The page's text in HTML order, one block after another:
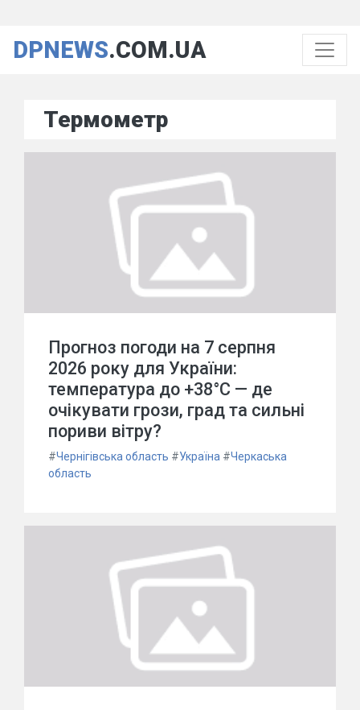
DPNEWS.COM.UA
Термометр
Прогноз погоди на 7 серпня
2026 року для України:
температура до +38°C — де
очікувати грози, град та сильні
пориви вітру?
#Чернігівська область #Україна #Черкаська
область